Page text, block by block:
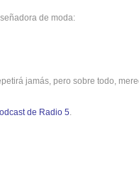
de moda:
jamás, pero sobre todo,
de Radio 5.